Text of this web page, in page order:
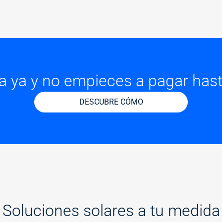
ya y no empieces a pagar
DESCUBRE CÓMO
Soluciones solares a tu medida